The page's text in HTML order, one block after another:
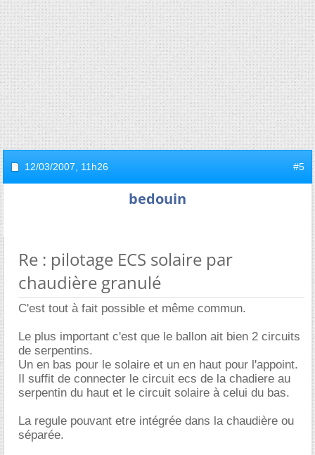
12/03/2007, 11h26 #5
bedouin
Re : pilotage ECS solaire par
chaudière granulé
C'est tout à fait possible et même commun.
Le plus important c'est que le ballon ait bien 2 circuits
de serpentins.
Un en bas pour le solaire et un en haut pour l'appoint.
Il suffit de connecter le circuit ecs de la chadiere au
serpentin du haut et le circuit solaire à celui du bas.
La regule pouvant etre intégrée dans la chaudière ou
séparée.